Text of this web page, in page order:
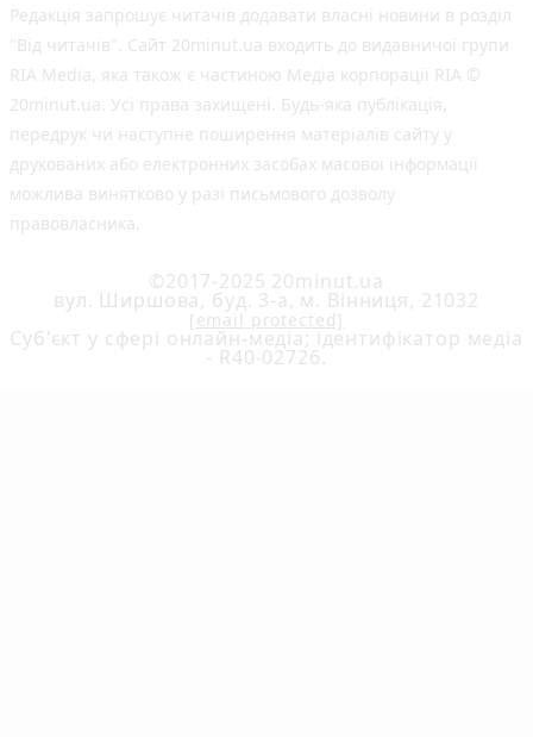
Редакція запрошує читачів додавати власні новини в розділ
"Від читачів". Сайт 20minut.ua входить до видавничої групи
RIA Media, яка також є частиною Медіа корпорації RIA ©
20minut.ua. Усі права захищені. Будь-яка публiкацiя,
передрук чи наступне поширення матеріалів сайту у
друкованих або електронних засобах масової інформації
можлива винятково у разі письмового дозволу
правовласника.
©2017-2025 20minut.ua
вул. Ширшова, буд. 3-а, м. Вінниця, 21032
[email protected]
Cуб'єкт у сфері онлайн-медіа; ідентифікатор медіа
- R40-02726.